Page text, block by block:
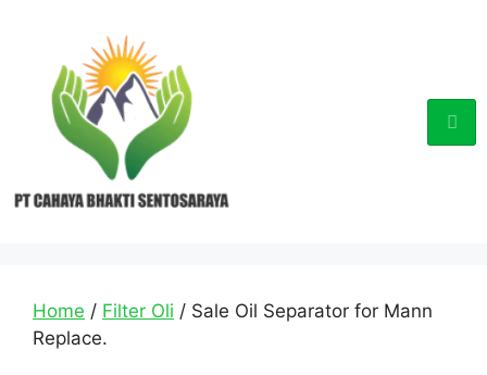
Home / Filter Oli / Sale Oil Separator for Mann
Replace.